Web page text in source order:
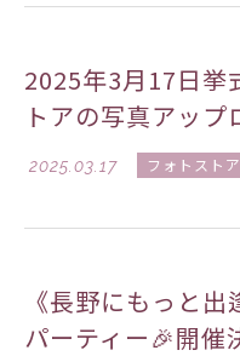
2025年3月17日挙
トアの写真アッ
2025.03.17 フォトスト
《長野にもっと
パーティー🎉開催